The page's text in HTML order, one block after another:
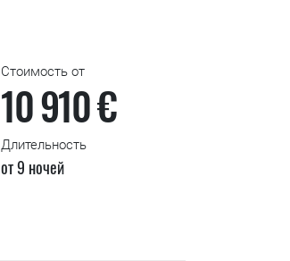
Стоимость от
10 910 €
Длительность
от 9 ночей